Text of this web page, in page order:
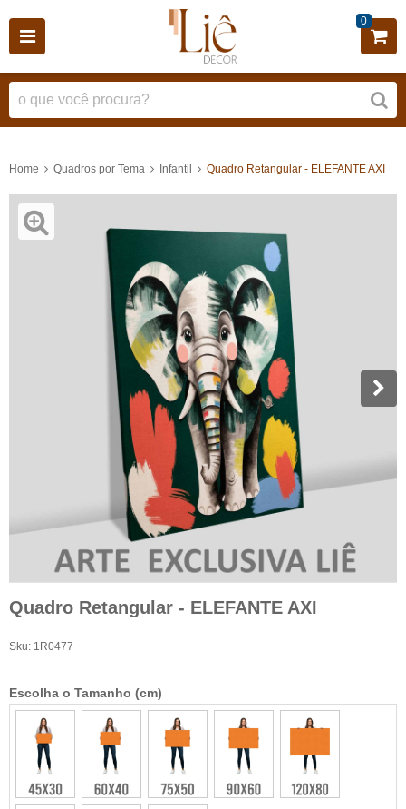
0
Home Quadros por Tema Infantil Quadro Retangular - ELEFANTE AXI
Quadro Retangular - ELEFANTE AXI
Sku: 1R0477
Escolha o Tamanho (cm)